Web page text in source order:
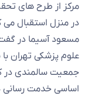
مرکز از طرح های
در منزل استقبال می
مسعود آسیما در
علوم پزشکی تهران
جمعیت سالمندی در
اساسی خدمت رسانی